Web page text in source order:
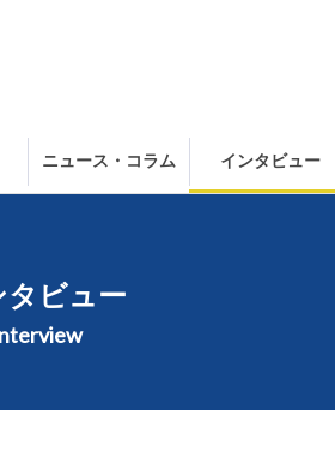
ニュース・コラム インタビュー
タビュー